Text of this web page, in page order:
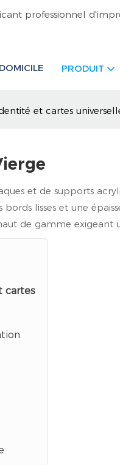
professionnel
DOMICILE PRODUIT
et cartes
et de supports
bords lisses et une
de gamme exigeant
cartes